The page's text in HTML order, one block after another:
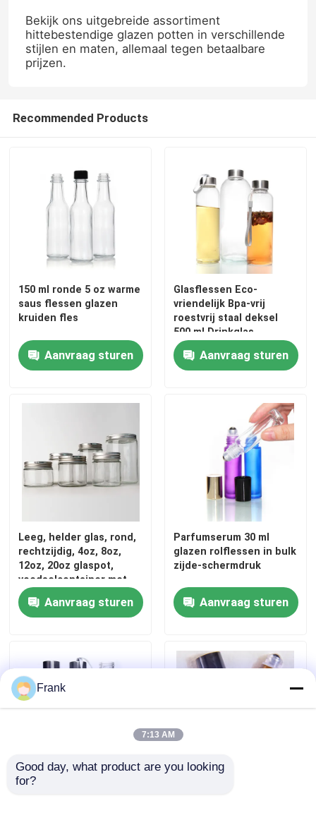
Vraag een offerte aan
Glasbekers
Fleskap van pot
Bekijk ons uitgebreide assortiment
hittebestendige glazen potten in verschillende
stijlen en maten, allemaal tegen betaalbare
prijzen.
Recommended Products
150 ml ronde 5 oz warme
saus flessen glazen
kruiden fles
Aanvraag sturen
Glasflessen Eco-
vriendelijk Bpa-vrij
roestvrij staal deksel
500 ml Drinkglas
waterfles
Aanvraag sturen
Leeg, helder glas, rond,
rechtzijdig, 4oz, 8oz,
12oz, 20oz glaspot,
voedselcontainer met
diep metaal deksel.
Aanvraag sturen
Parfumserum 30 ml
glazen rolflessen in bulk
zijde-schermdruk
Aanvraag sturen
24oz 16oz drinkfles Glas
Frank
7:13 AM
Good day, what product are you looking
for?